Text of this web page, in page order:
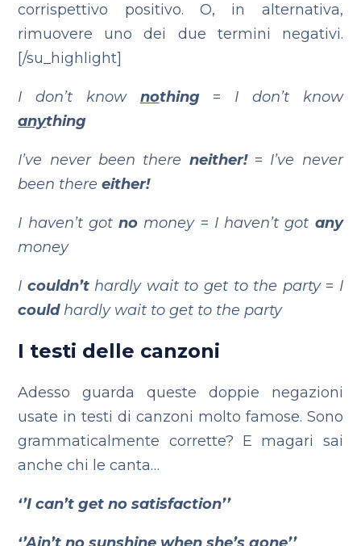
corrispettivo positivo. O, in alternativa,
rimuovere uno dei due termini negativi.
[/su_highlight]
I don’t know nothing= I don’t know
anything
I’ve never been there neither!= I’ve never
been there either!
I haven’t gotno money= I haven’t got any
money
I couldn’thardly wait to get to the party= I
couldhardly wait to get to the party
I testi delle canzoni
Adesso guarda queste doppie negazioni
usate in testi di canzoni molto famose. Sono
grammaticalmente corrette? E magari sai
anche chi le canta…
‘’I can’t get no satisfaction’’